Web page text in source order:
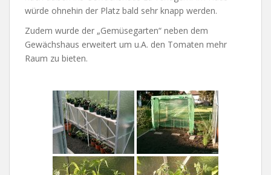
würde ohnehin der Platz bald sehr knapp werden.
Zudem wurde der „Gemüsegarten“ neben dem
Gewächshaus erweitert um u.A. den Tomaten mehr
Raum zu bieten.